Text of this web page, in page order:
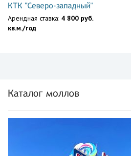
КТК "Северо-западный"
Арендная ставка: 4 800 руб.
кв.м./год
Каталог моллов